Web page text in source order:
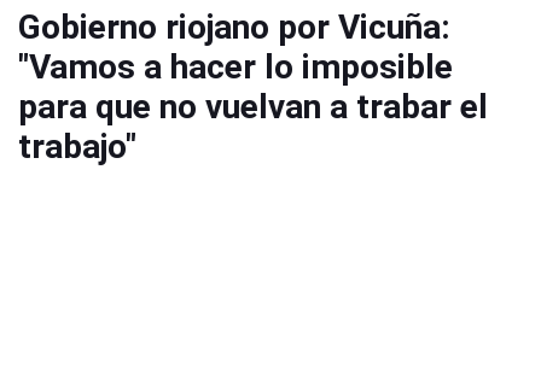
Gobierno riojano por Vicuña:
"Vamos a hacer lo imposible
para que no vuelvan a trabar el
trabajo"